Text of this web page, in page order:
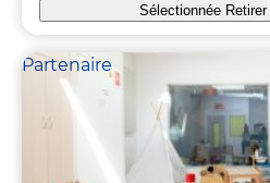
Sélectionnée Retirer
Partenaire